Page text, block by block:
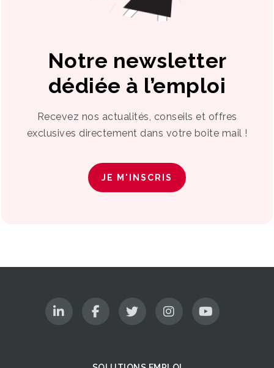
Notre newsletter
dédiée à l’emploi
Recevez nos actualités, conseils et offres
exclusives directement dans votre boite mail !
JE M'INSCRIS